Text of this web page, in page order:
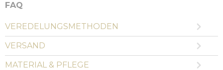
FAQ
VEREDELUNGSMETHODEN
VERSAND
MATERIAL & PFLEGE